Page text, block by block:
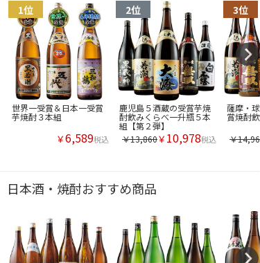
世界一受賞＆日本一受賞
芋焼酎３本組
￥6,589税込
鹿児島５酒蔵の受賞芋焼
酎飲みくらべ一升瓶５本
組【第２弾】
￥13,860￥ 10,978税込
薩摩・
賞焼酎
￥14,960
日本酒・焼酎おすすめ商品